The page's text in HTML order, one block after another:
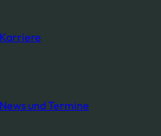
Karriere
News und Termine